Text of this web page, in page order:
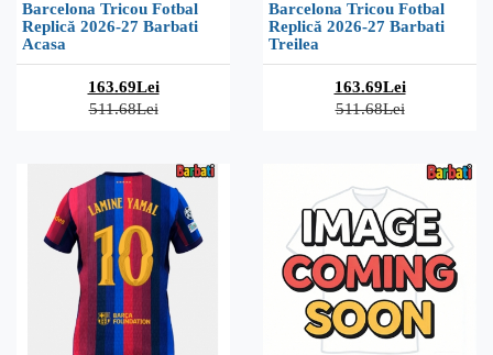
Barcelona Tricou Fotbal
Replică 2026-27 Barbati
Acasa
163.69Lei
511.68Lei
Barcelona Tricou Fotbal
Replică 2026-27 Barbati
Treilea
163.69Lei
511.68Lei